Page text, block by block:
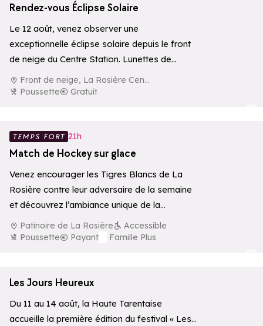
Rendez-vous Éclipse Solaire
Le 12 août, venez observer une
exceptionnelle éclipse solaire depuis le front
de neige du Centre Station. Lunettes de
protection…
Front de neige, La Rosière Centre
Poussette
Gratuit
TEMPS FORT 21h
Match de Hockey sur glace
Venez encourager les Tigres Blancs de La
Rosière contre leur adversaire de la semaine
et découvrez l’ambiance unique de la…
Patinoire de La Rosière
Accessible
Poussette
Payant
Famille Plus
Les Jours Heureux
Du 11 au 14 août, la Haute Tarentaise
accueille la première édition du festival « Les